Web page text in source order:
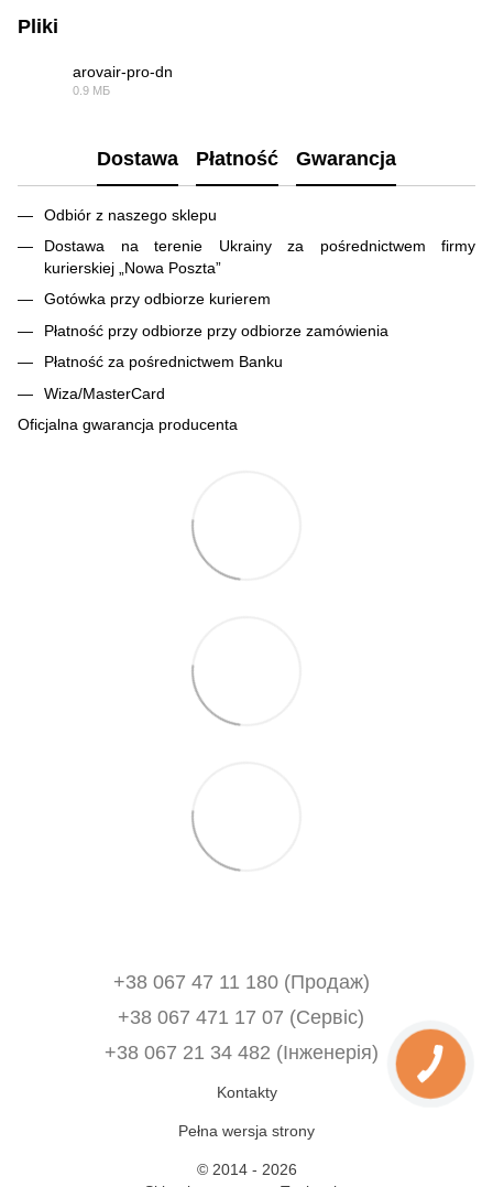
Pliki
arovair-pro-dn
0.9 МБ
Dostawa Płatność Gwarancja
Odbiór z naszego sklepu
Dostawa na terenie Ukrainy za pośrednictwem firmy
kurierskiej „Nowa Poszta”
Gotówka przy odbiorze kurierem
Płatność przy odbiorze przy odbiorze zamówienia
Płatność za pośrednictwem Banku
Wiza/MasterCard
Oficjalna gwarancja producenta
+38 067 47 11 180 (Продаж)
+38 067 471 17 07 (Сервіс)
‎+38 067 21 34 482 (Інженерія)
Kontakty
Pełna wersja strony
© 2014 - 2026